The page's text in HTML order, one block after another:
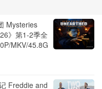
Mysteries
》第1-2季全
MKV/45.8G
Freddie and